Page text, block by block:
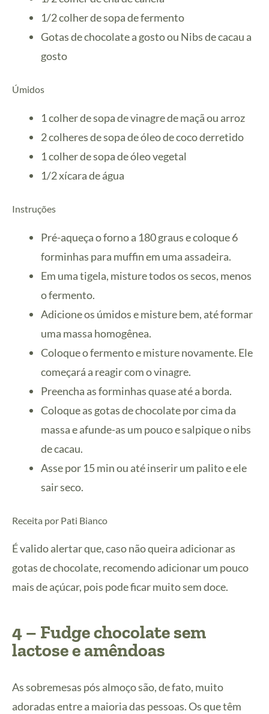
1/2 colher de sopa de fermento
Gotas de chocolate a gosto ou Nibs de cacau a
gosto
Úmidos
1 colher de sopa de vinagre de maçã ou arroz
2 colheres de sopa de óleo de coco derretido
1 colher de sopa de óleo vegetal
1/2 xícara de água
Instruções
Pré-aqueça o forno a 180 graus e coloque 6
forminhas para muffin em uma assadeira.
Em uma tigela, misture todos os secos, menos
o fermento.
Adicione os úmidos e misture bem, até formar
uma massa homogênea.
Coloque o fermento e misture novamente. Ele
começará a reagir com o vinagre.
Preencha as forminhas quase até a borda.
Coloque as gotas de chocolate por cima da
massa e afunde-as um pouco e salpique o nibs
de cacau.
Asse por 15 min ou até inserir um palito e ele
sair seco.
Receita por Pati Bianco
É valido alertar que, caso não queira adicionar as
gotas de chocolate, recomendo adicionar um pouco
mais de açúcar, pois pode ficar muito sem doce.
4 – Fudge chocolate sem
lactose e amêndoas
As sobremesas pós almoço são, de fato, muito
adoradas entre a maioria das pessoas. Os que têm